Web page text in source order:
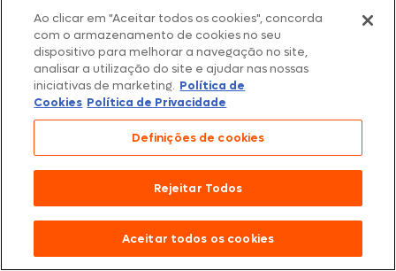
Almoço
Ao clicar em "Aceitar todos os cookies", concorda
com o armazenamento de cookies no seu
dispositivo para melhorar a navegação no site,
analisar a utilização do site e ajudar nas nossas
iniciativas de marketing. Política de
Cookies Política de Privacidade
Definições de cookies
Rejeitar Todos
Aceitar todos os cookies